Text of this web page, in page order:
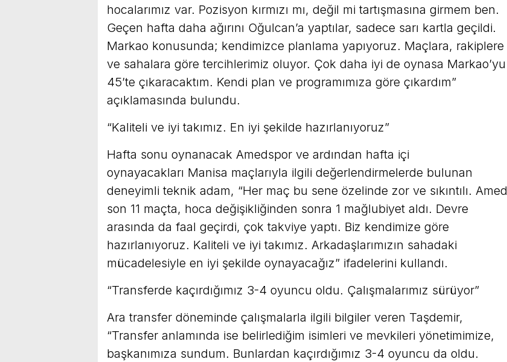
hocalarımız var. Pozisyon kırmızı mı, değil mi tartışmasına girmem ben.
Geçen hafta daha ağırını Oğulcan’a yaptılar, sadece sarı kartla geçildi.
Markao konusunda; kendimizce planlama yapıyoruz. Maçlara, rakiplere
ve sahalara göre tercihlerimiz oluyor. Çok daha iyi de oynasa Markao’yu
45’te çıkaracaktım. Kendi plan ve programımıza göre çıkardım”
açıklamasında bulundu.
“Kaliteli ve iyi takımız. En iyi şekilde hazırlanıyoruz”
Hafta sonu oynanacak Amedspor ve ardından hafta içi
oynayacakları Manisa maçlarıyla ilgili değerlendirmelerde bulunan
deneyimli teknik adam, “Her maç bu sene özelinde zor ve sıkıntılı. Amed
son 11 maçta, hoca değişikliğinden sonra 1 mağlubiyet aldı. Devre
arasında da faal geçirdi, çok takviye yaptı. Biz kendimize göre
hazırlanıyoruz. Kaliteli ve iyi takımız. Arkadaşlarımızın sahadaki
mücadelesiyle en iyi şekilde oynayacağız” ifadelerini kullandı.
“Transferde kaçırdığımız 3-4 oyuncu oldu. Çalışmalarımız sürüyor”
Ara transfer döneminde çalışmalarla ilgili bilgiler veren Taşdemir,
“Transfer anlamında ise belirlediğim isimleri ve mevkileri yönetimimize,
başkanımıza sundum. Bunlardan kaçırdığımız 3-4 oyuncu da oldu.